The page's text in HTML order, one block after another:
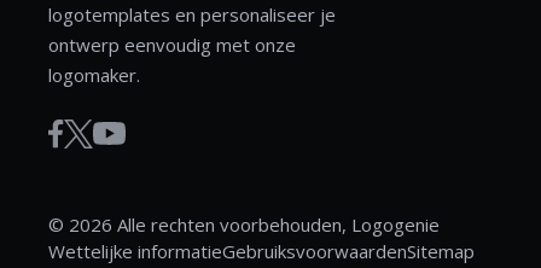
logotemplates en personaliseer je
ontwerp eenvoudig met onze
logomaker.
© 2026 Alle rechten voorbehouden, Logogenie
Wettelijke informatieGebruiksvoorwaardenSitemap